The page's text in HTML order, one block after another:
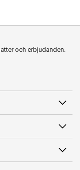
och erbjudanden.